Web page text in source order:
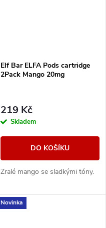
Elf Bar ELFA Pods cartridge
2Pack Mango 20mg
219 Kč
Skladem
DO KOŠÍKU
Zralé mango se sladkými tóny.
Novinka